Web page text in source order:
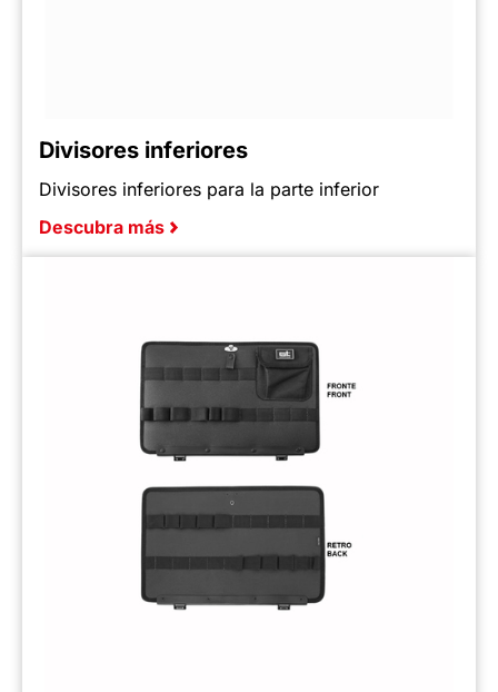
Divisores inferiores
Divisores inferiores para la parte inferior
Descubra más